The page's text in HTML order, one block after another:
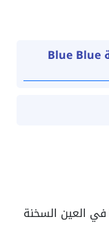
قرية بلو بلو العين السخنة Blue Blue